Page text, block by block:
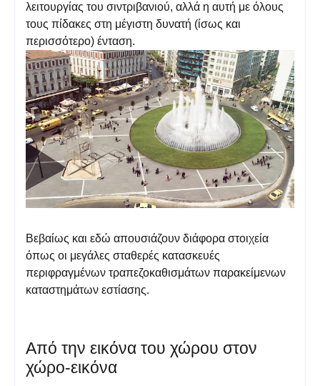
λειτουργίας του σιντριβανιού, αλλά η αυτή με όλους
τους πίδακες στη μέγιστη δυνατή (ίσως και
περισσότερο) ένταση.
Βεβαίως και εδώ απουσιάζουν διάφορα στοιχεία
όπως οι μεγάλες σταθερές κατασκευές
περιφραγμένων τραπεζοκαθισμάτων παρακείμενων
καταστημάτων εστίασης.
Από την εικόνα του χώρου στον
χώρο-εικόνα